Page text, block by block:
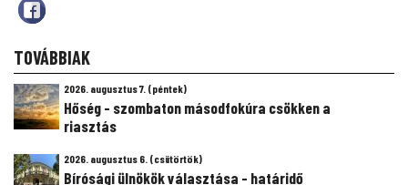
TOVÁBBIAK
2026. augusztus 7. (péntek)
Hőség - szombaton másodfokúra csökken a
riasztás
2026. augusztus 6. (csütörtök)
Bírósági ülnökök választása - határidő